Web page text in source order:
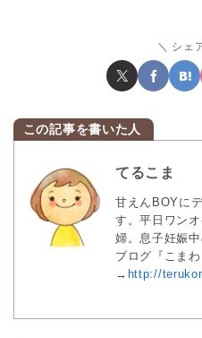
シェ
てるこま
甘えんBOYに
す。平日ワン
婦。息子妊娠
ブログ『こま
→ http://